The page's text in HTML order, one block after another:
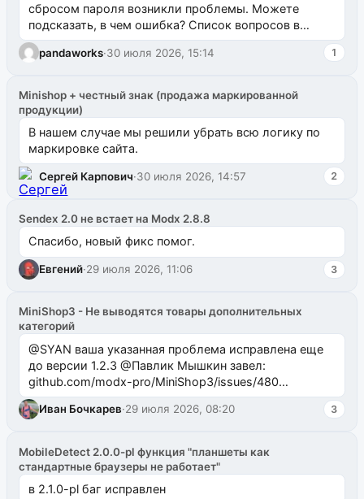
сбросом пароля возникли проблемы. Можете
подсказать, в чем ошибка? Список вопросов в
одноименном разделе на modx.pro пока пуст, и,...
pandaworks·30 июля 2026, 15:14 1
Minishop + честный знак (продажа маркированной
продукции)
В нашем случае мы решили убрать всю логику по
маркировке сайта.
Сергей Карпович·30 июля 2026, 14:57 2
Sendex 2.0 не встает на Modx 2.8.8
Спасибо, новый фикс помог.
Евгений·29 июля 2026, 11:06 3
MiniShop3 - Не выводятся товары дополнительных
категорий
@SYAN ваша указанная проблема исправлена еще
до версии 1.2.3 @Павлик Мышкин завел:
github.com/modx-pro/MiniShop3/issues/480
github.com/modx-pro/MiniShop3/issues/481Исправим
в б...
Иван Бочкарев·29 июля 2026, 08:20 3
MobileDetect 2.0.0-pl функция "планшеты как
стандартные браузеры не работает"
в 2.1.0-pl баг исправлен